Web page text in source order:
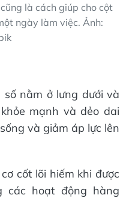
là cách giúp cho cột
ngày làm việc. Ảnh:
nằm ở lưng dưới và
mạnh và dẻo dai
và giảm áp lực lên
cốt lõi hiếm khi được
các hoạt động hàng